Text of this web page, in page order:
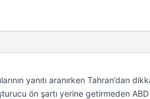
yanıtı aranırken Tahran’dan
ön şartı yerine getirmeden